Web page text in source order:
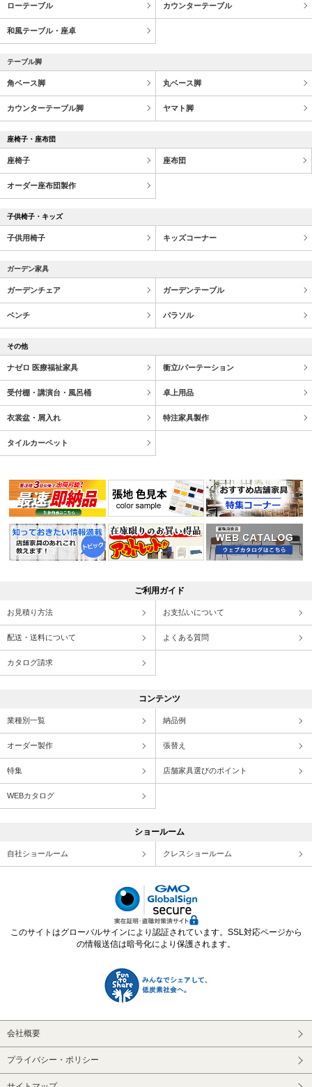
ローテーブル カウンターテーブル
和風テーブル・座卓
テーブル脚
角ベース脚 丸ベース脚
カウンターテーブル脚 ヤマト脚
座椅子・座布団
座椅子 座布団
オーダー座布団製作
子供椅子・キッズ
子供用椅子 キッズコーナー
ガーデン家具
ガーデンチェア ガーデンテーブル
ベンチ パラソル
その他
ナゼロ 医療福祉家具 衝立/パーテーション
受付棚・講演台・風呂桶 卓上用品
衣裳盆・屑入れ 特注家具製作
タイルカーペット
ご利用ガイド
お見積り方法 お支払いについて
配送・送料について よくある質問
カタログ請求
コンテンツ
業種別一覧 納品例
オーダー製作 張替え
特集 店舗家具選びのポイント
WEBカタログ
ショールーム
自社ショールーム クレスショールーム
このサイトはグローバルサインにより認証されています。SSL対応ページから
の情報送信は暗号化により保護されます。
会社概要
プライバシー・ポリシー